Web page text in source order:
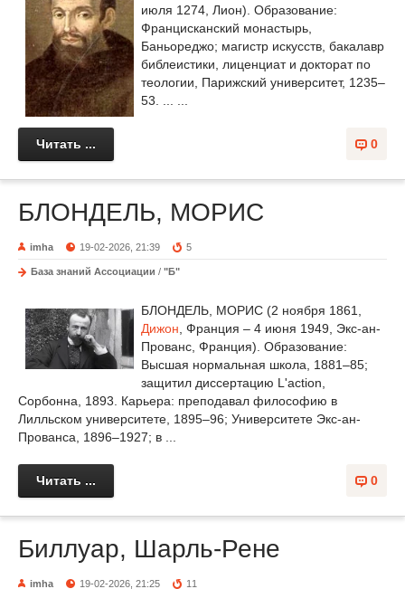
июля 1274, Лион). Образование:
Францисканский монастырь,
Баньореджо; магистр искусств, бакалавр
библеистики, лиценциат и докторат по
теологии, Парижский университет, 1235–
53. ... ...
0
Читать ...
БЛОНДЕЛЬ, МОРИС
imha 19-02-2026, 21:39 5
База знаний Ассоциации / "Б"
БЛОНДЕЛЬ, МОРИС (2 ноября 1861,
Дижон , Франция – 4 июня 1949, Экс-ан-
Прованс, Франция). Образование:
Высшая нормальная школа, 1881–85;
защитил диссертацию L'action,
Сорбонна, 1893. Карьера: преподавал философию в
Лилльском университете, 1895–96; Университете Экс-ан-
Прованса, 1896–1927; в ...
0
Читать ...
Биллуар, Шарль-Рене
imha 19-02-2026, 21:25 11